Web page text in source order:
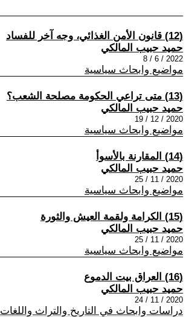
(12) قانون الأمن الغذائي، وجه آخر للفساد
حميد حبيب المالكي
2022 / 6 / 8
مواضيع وابحاث سياسية
(13) متى تراعي الحكومة مصلحة الشعب؟
حميد حبيب المالكي
2020 / 12 / 19
مواضيع وابحاث سياسية
(14) المقارنة بالأسوأ
حميد حبيب المالكي
2020 / 11 / 25
مواضيع وابحاث سياسية
(15) الكرامة ولقمة العيش والثورة
حميد حبيب المالكي
2020 / 11 / 25
مواضيع وابحاث سياسية
(16) العراق بيت الدموع
حميد حبيب المالكي
2020 / 11 / 24
دراسات وابحاث في التاريخ والتراث واللغات